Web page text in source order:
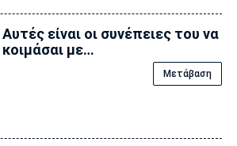
Αυτές είναι οι συνέπειες του να
κοιμάσαι με…
Μετάβαση